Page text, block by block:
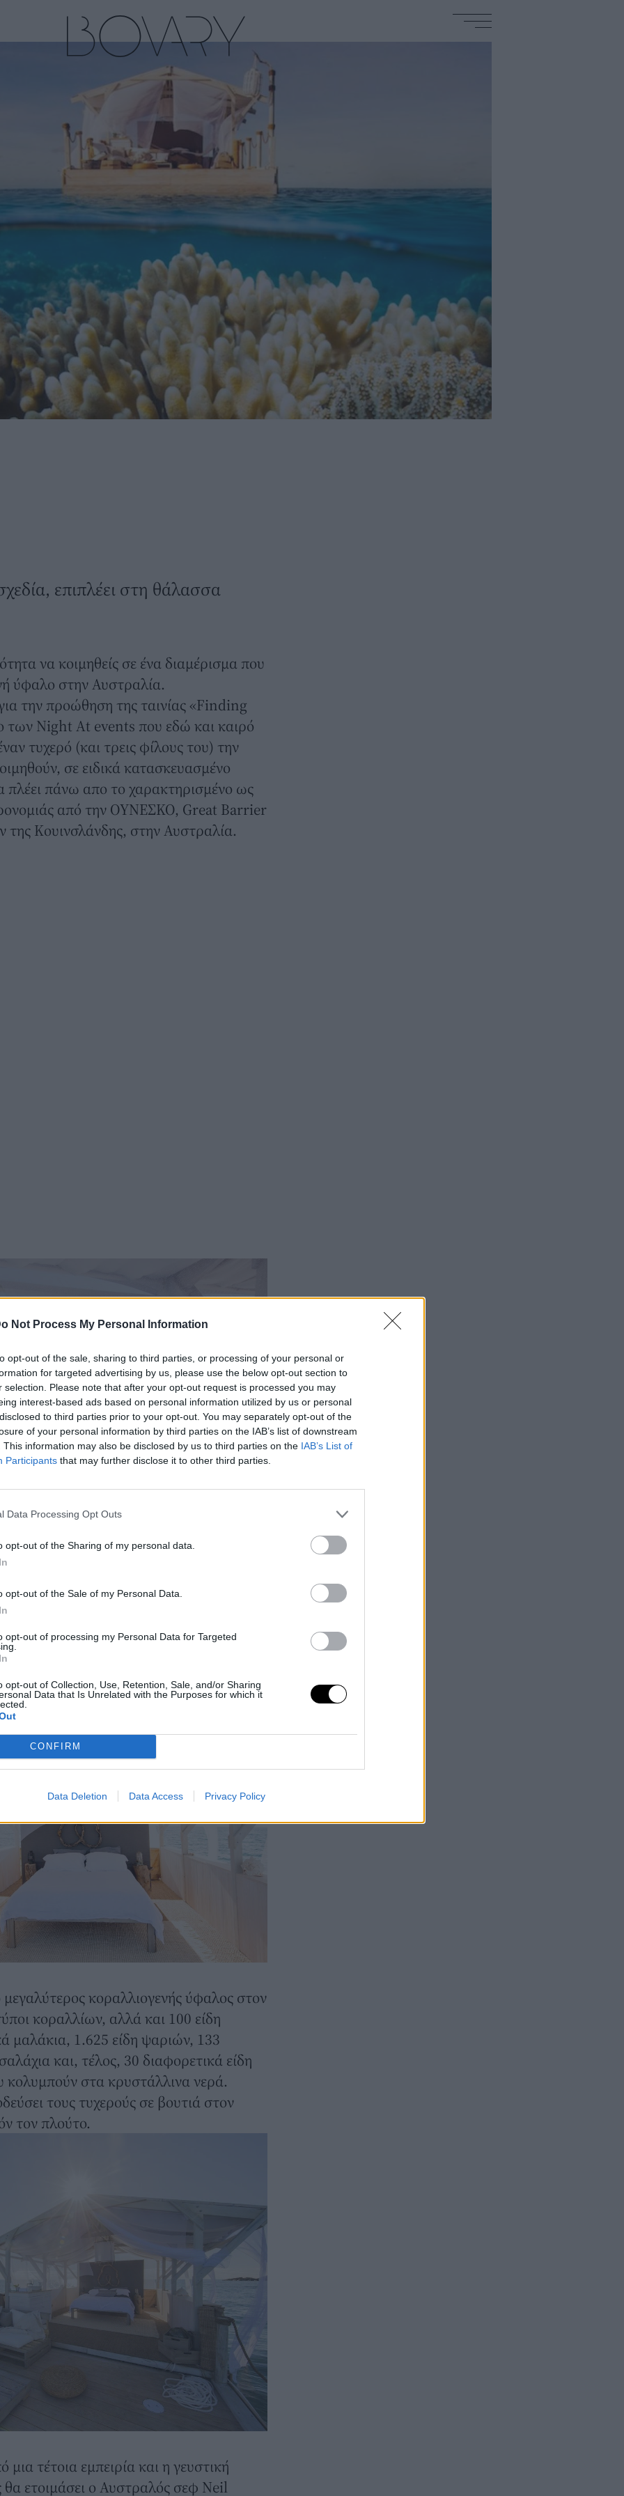
Not Process My Personal Information
opt-out of the sale, sharing to third parties, or processing of your personal or
for targeted advertising by us, please use the below opt-out section to
selection. Please note that after your opt-out request is processed you may
interest-based ads based on personal information utilized by us or personal
to third parties prior to your opt-out. You may separately opt-out of the
of your personal information by third parties on the IAB’s list of downstream
This information may also be disclosed by us to third parties on the IAB’s List of
Participants that may further disclose it to other third parties.
Data Processing Opt Outs
opt-out of the Sharing of my personal data.
opt-out of the Sale of my Personal Data.
opt-out of processing my Personal Data for Targeted
opt-out of Collection, Use, Retention, Sale, and/or Sharing
Data that Is Unrelated with the Purposes for which it
CONFIRM
Data Deletion Data Access Privacy Policy
επιπλέει στη θάλασσα
να κοιμηθείς σε ένα διαμέρισμα που
ύφαλο στην Αυστραλία.
την προώθηση της ταινίας «Finding
των Night At events που εδώ και καιρό
τυχερό (και τρεις φίλους του) την
σε ειδικά κατασκευασμένο
πάνω απο το χαρακτηρισμένο ως
από την ΟΥΝΕΣΚΟ, Great Barrier
Κουινσλάνδης, στην Αυστραλία.
και καθόλου τοίχοι ώστε οι
από τον ήχο των κυμάτων και να
σηκωθεί πάνω απ’ τον θαλασσινό
κοραλλιογενής ύφαλος στον
κοραλλίων, αλλά και 100 είδη
μαλάκια, 1.625 είδη ψαριών, 133
και, τέλος, 30 διαφορετικά είδη
κολυμπούν στα κρυστάλλινα νερά.
τους τυχερούς σε βουτιά στον
τον πλούτο.
τέτοια εμπειρία και η γευστική
ετοιμάσει ο Αυστραλός σεφ Neil